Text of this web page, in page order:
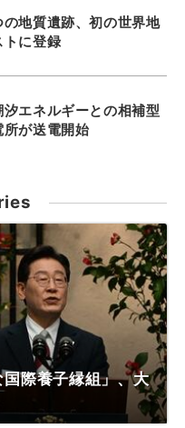
の地質遺跡、初の世界地
トに登録
エネルギーとの相補型
所が送電開始
際養子縁組」、大